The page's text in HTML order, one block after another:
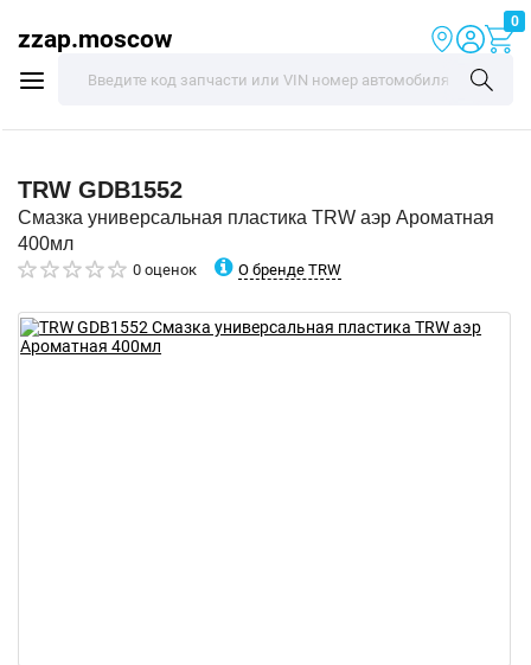
zzap.moscow
0
TRW GDB1552
Смазка универсальная пластика TRW аэр Ароматная
400мл
0 оценок О бренде TRW